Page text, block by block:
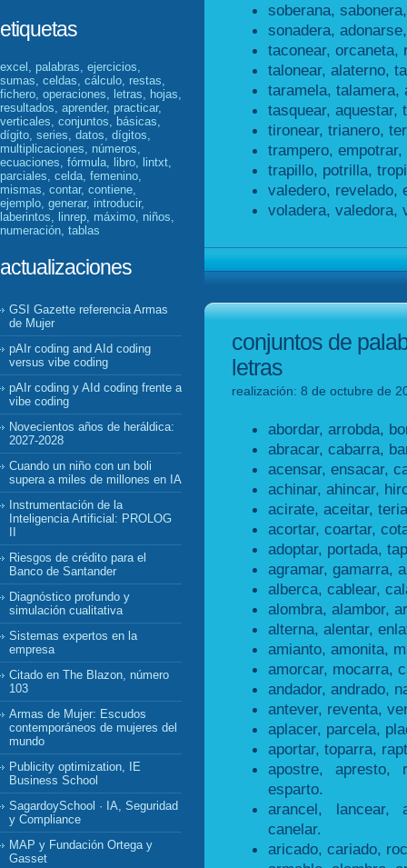
etiquetas
excel, palabras, ejercicios,
sumas, celdas, cálculo, restas,
fichero, operaciones, letras, hojas,
resultados, aprender, practicar,
verticales, conjuntos, básicas,
dígito, series, datos, dígitos,
multiplicaciones, números,
ecuaciones, fórmula, libro, lintxt,
parciales, celda, femenino,
mismas, contar, contiene,
ejemplo, generar, introducir,
laberintos, linrep, máximo, niños,
numeración, tablas
actualizaciones
GSI Gazette referencia Armas
de Mujer
pAIr coding and AId coding
versus vibe coding
pAIr coding y AId coding frente a
vibe coding
Novecientos años de heráldica:
2027-2028
Cuando un niño con un boli
supera a miles de millones en IA
Instrumentación de la
Inteligencia Artificial: PROLOG
Riesgos de crédito para el
Banco de Santander
Diagnóstico profundo y
simulación cualitativa
Sistemas expertos en la
empresa
Citado en The Blazon, número
103
Armas de Mujer: Escudos
contemporáneos de mujeres del
mundo
Publicity optimization, IE
Business School
SagardoySchool · IA, Seguridad
y Compliance
MAP y Fundación Ortega y
Gasset
soberana,
sonadera,
taconear, orcaneta,
talonear, alaterno,
taramela, talamera,
tasquear, aquestar,
tironear, trianero,
trampero,
trapillo, potrilla,
valedero, revelado,
voladera, valedora,
conjuntos de
letras
realización: 8 de octubre de
abordar, arrobda,
abracar, cabarra,
acensar, ensacar,
achinar, ahincar,
acirate, aceitar,
acortar, coartar,
adoptar, portada,
agramar, gamarra,
alberca, cablear,
alombra, alambor,
alterna, alentar,
amianto, amonita,
amorcar, mocarra,
andador, andrado,
antever, reventa,
aplacer, parcela,
aportar, toparra,
apostre, apresto,
esparto.
arancel, lancear,
canelar.
aricado, cariado,